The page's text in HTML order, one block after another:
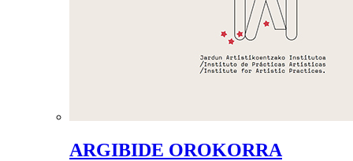
ARGIBIDE OROKORRA